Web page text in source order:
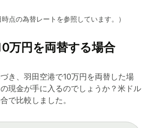
点の為替レートを参照しています。）
万円を両替する場合
き、羽田空港で10万円を両替した場
現金が手に入るのでしょうか？米ドル
で比較しました。